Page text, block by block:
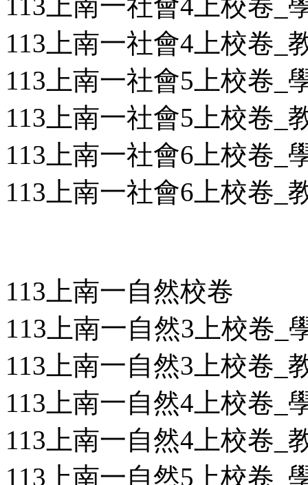
113上南一社會4上校卷_
113上南一社會4上校卷_
113上南一社會5上校卷_
113上南一社會5上校卷_
113上南一社會6上校卷_
113上南一社會6上校卷_
113上南一自然校卷
113上南一自然3上校卷_
113上南一自然3上校卷_
113上南一自然4上校卷_
113上南一自然4上校卷_
113上南一自然5上校卷_